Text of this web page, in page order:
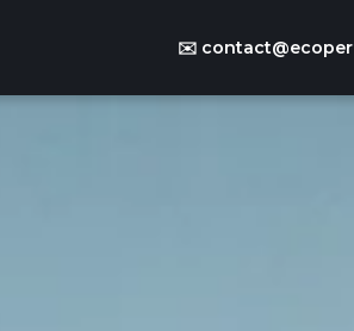
✉️